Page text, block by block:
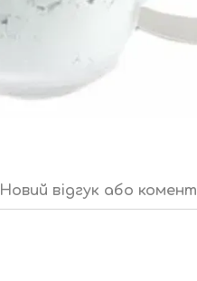
Новий відгук або